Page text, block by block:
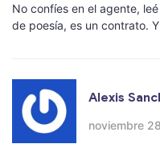
No confíes en el agente,
de poesía, es un contrato.
Alexis
noviembre